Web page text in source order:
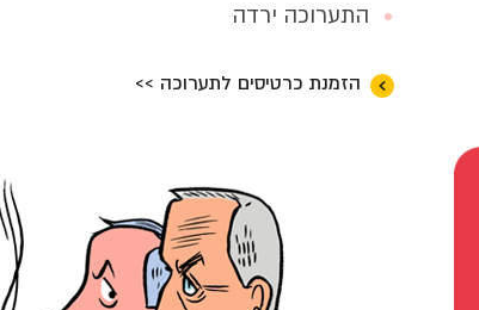
התערוכה ירדה
הזמנת כרטיסים לתערוכה >>